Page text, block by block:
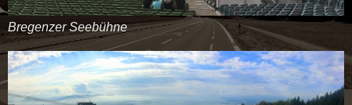
Bregenzer Seebühne